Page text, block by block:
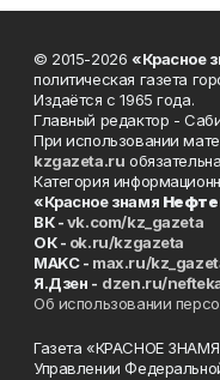
© 2015-2026 «Красное
политическая газета
Издаётся с 1965 года.
Главный редактор -
При использовании
kzgazeta.ru
Категория
«Красное знамя
ВК -vk.com/kz_gazeta
ОК - ok.ru/kzgazeta
MAKC - max.ru/
Я.Дзен - dzen.ru/
Об использовании
Газета «КРАСНОЕ
Управлении